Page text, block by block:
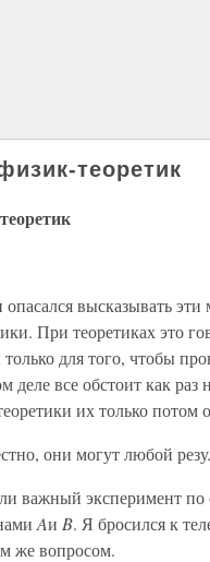
теоретик
опасался высказывать
При теоретиках это
для того, чтобы
деле все обстоит как раз
их только потом
они могут любой
важный эксперимент
Aи B. Я бросился к
же вопросом.